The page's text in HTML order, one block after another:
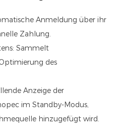
Anmeldung über ihr
Zahlung.
Sammelt
des
Anzeige der
im Standby-Modus,
hinzugefügt wird.